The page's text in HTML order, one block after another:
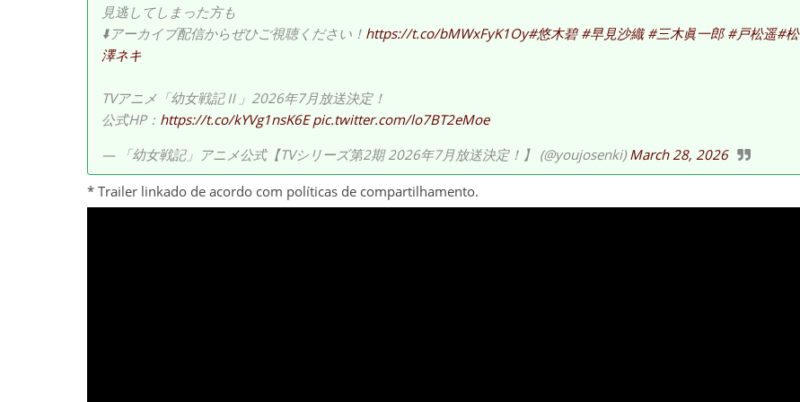
見逃してしまった方も
⬇️アーカイブ配信からぜひご視聴ください！ https://t.co/bMWxFyK1Oy#悠木碧 #早見沙織 #三木眞一郎 #戸松遥#松
澤ネキ
TVアニメ「幼女戦記Ⅱ」2026年7月放送決定！
公式HP： https://t.co/kYVg1nsK6E pic.twitter.com/lo7BT2eMoe
— 「幼女戦記」アニメ公式【TVシリーズ第2期 2026年7月放送決定！】 (@youjosenki)March 28, 2026
* Trailer linkado de acordo com políticas de compartilhamento.